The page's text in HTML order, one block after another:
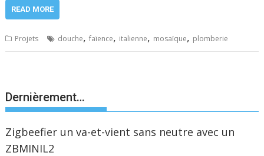
READ MORE
Projets douche,faïence, italienne, mosaïque, plomberie
Dernièrement…
Zigbeefier un va-et-vient sans neutre avec un
ZBMINIL2